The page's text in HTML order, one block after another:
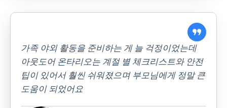
가족 야외 활동을 준비하는 게 늘 걱정이었는데
아웃도어 온타리오는 계절 별 체크리스트와 안전
팁이 있어서 훨씬 쉬워졌으며 부모님에게 정말 큰
도움이 되었어요